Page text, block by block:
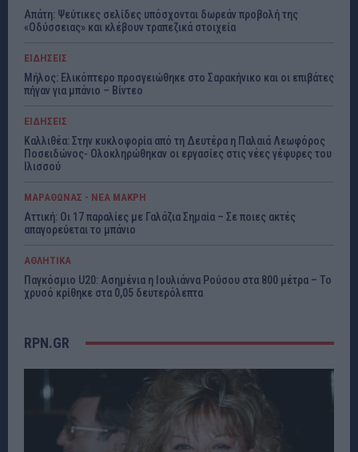
Απάτη: Ψεύτικες σελίδες υπόσχονται δωρεάν προβολή της
«Οδύσσειας» και κλέβουν τραπεζικά στοιχεία
ΕΙΔΗΣΕΙΣ
Μήλος: Ελικόπτερο προσγειώθηκε στο Σαρακήνικο και οι επιβάτες
πήγαν για μπάνιο – Βίντεο
ΕΙΔΗΣΕΙΣ
Καλλιθέα: Στην κυκλοφορία από τη Δευτέρα η Παλαιά Λεωφόρος
Ποσειδώνος- Ολοκληρώθηκαν οι εργασίες στις νέες γέφυρες του
Ιλισσού
ΜΑΡΑΘΩΝΑΣ - ΝΕΑ ΜΑΚΡΗ
Αττική: Οι 17 παραλίες με Γαλάζια Σημαία – Σε ποιες ακτές
απαγορεύεται το μπάνιο
ΑΘΛΗΤΙΚΑ
Παγκόσμιο U20: Ασημένια η Ιουλιάννα Ρούσου στα 800 μέτρα – Το
χρυσό κρίθηκε στα 0,05 δευτερόλεπτα
RPN.GR